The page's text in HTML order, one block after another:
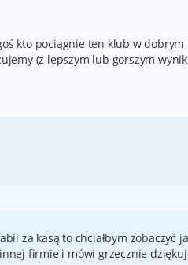
kto pociągnie ten klub w
(z lepszym lub gorszym
za kasą to chciałbym zobaczyć
firmie i mówi grzecznie